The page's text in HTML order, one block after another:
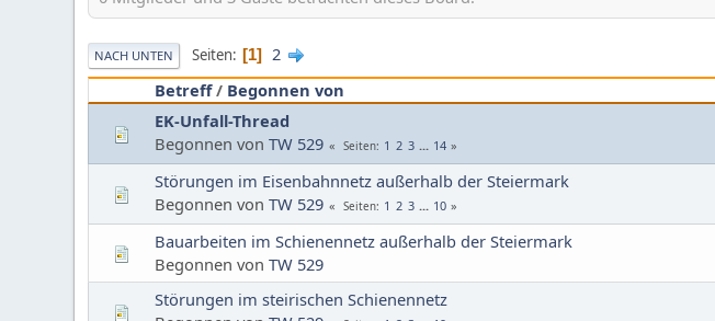
NACH UNTEN Seiten 1
2
Betreff/ Begonnen von
EK-Unfall-Thread
Begonnen vonTW 529 Seiten 1 2 3 ... 14
Störungen im Eisenbahnnetz außerhalb der Steiermark
Begonnen vonTW 529 Seiten 1 2 3 ... 10
Bauarbeiten im Schienennetz außerhalb der Steiermark
Begonnen vonTW 529
Störungen im steirischen Schienennetz